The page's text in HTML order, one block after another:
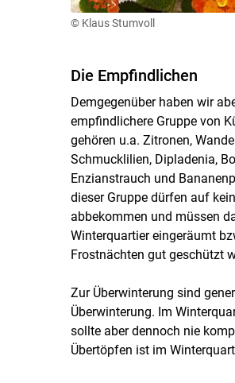
© Klaus Stumvoll
Die Empfindlichen
Demgegenüber haben wir
empfindlichere Gruppe von
gehören u.a. Zitronen,
Schmucklilien, Dipladenia,
Enzianstrauch und
dieser Gruppe dürfen auf
abbekommen und müssen
Winterquartier eingeräumt
Frostnächten gut geschützt
Zur Überwinterung sind
Überwinterung. Im
sollte aber dennoch nie
Übertöpfen ist im